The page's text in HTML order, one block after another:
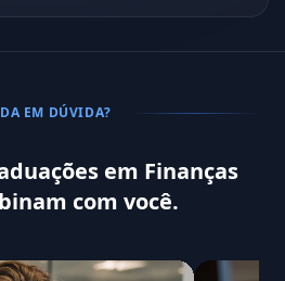
EM DÚVIDA?
em Finanças
com você.